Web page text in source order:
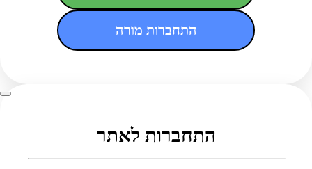
התחברות מורה
התחברות לאתר